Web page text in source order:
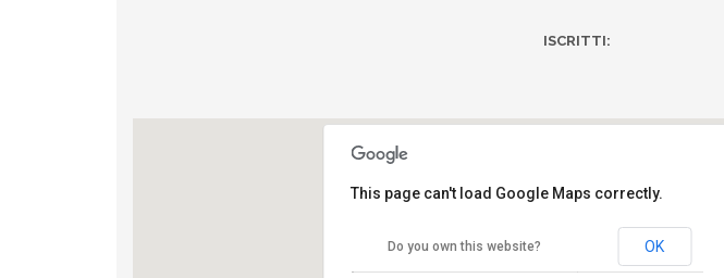
ISCRITTI:
This page can't load Google Maps correctly.
Do you own this website? OK